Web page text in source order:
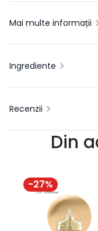
Mai multe informații
Ingrediente
Recenzii
Din
-27%